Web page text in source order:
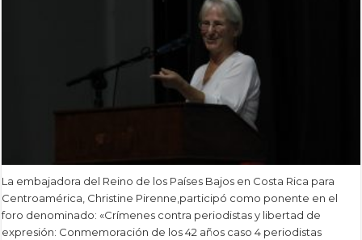
La embajadora del Reino de los Países Bajos en Costa Rica para
Centroamérica, Christine Pirenne,participó como ponente en el
foro denominado: «Crímenes contra periodistas y libertad de
expresión: Conmemoración de los 42 años caso 4 periodistas